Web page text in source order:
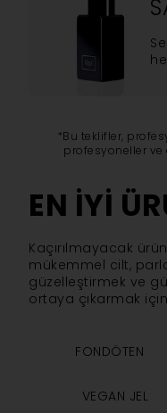
*Bu teklifler,
profesyoneller ve
EN IYI
Kaçırılmayacak
mükemmel cilt,
güzelleştirmek ve
ortaya çıkarmak
FONDÖTEN
VEGAN JEL